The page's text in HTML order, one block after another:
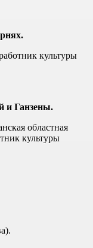
культуры
и Ганзены.
областная
культуры